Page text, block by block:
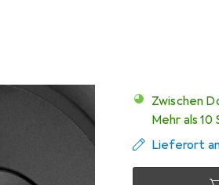
Zwischen
Mehr als
Lieferort